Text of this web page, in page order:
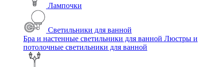
Лампочки
Светильники для ванной
Бра и настенные светильники для ванной Люстры и
потолочные светильники для ванной